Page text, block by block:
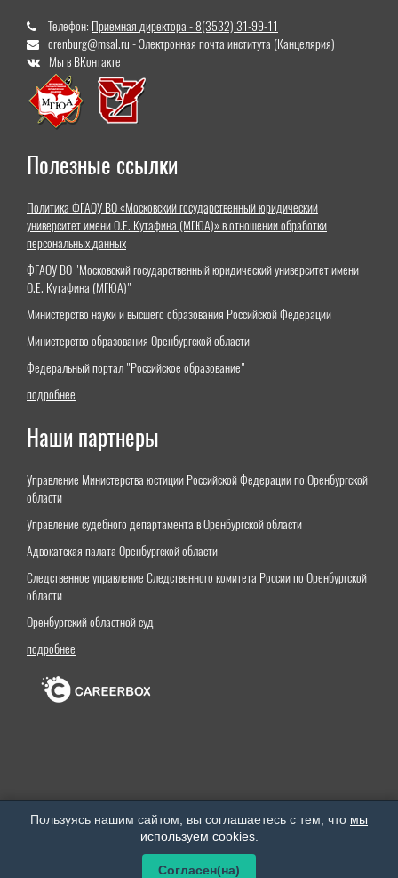
Телефон: Приемная директора - 8(3532) 31-99-11
orenburg@msal.ru - Электронная почта института (Канцелярия)
Мы в ВКонтакте
Полезные ссылки
Политика ФГАОУ ВО «Московский государственный юридический
университет имени О.Е. Кутафина (МГЮА)» в отношении обработки
персональных данных
ФГАОУ ВО "Московский государственный юридический университет имени
О.Е. Кутафина (МГЮА)"
Министерство науки и высшего образования Российской Федерации
Министерство образования Оренбургской области
Федеральный портал "Российское образование"
подробнее
Наши партнеры
Управление Министерства юстиции Российской Федерации по Оренбургской
области
Управление судебного департамента в Оренбургской области
Адвокатская палата Оренбургской области
Следственное управление Следственного комитета России по Оренбургской
области
Оренбургский областной суд
подробнее
Пользуясь нашим сайтом, вы соглашаетесь с тем, что мы
используем cookies.
Согласен(на)
Оренбургский институт (филиал) федерального государственного бюджетного образовательного
учреждения высшего образования «Московский государственный юридический университет
Все права защищены. © 2026 год.